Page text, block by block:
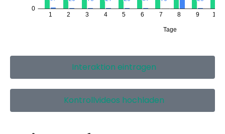
Interaktion eintragen
Kontrollvideos hochladen